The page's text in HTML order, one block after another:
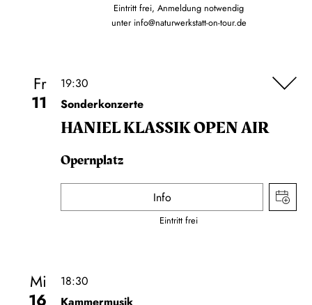
Eintritt frei, Anmeldung notwendig
unter info@naturwerkstatt-on-tour.de
Fr
11
19:30
Sonderkonzerte
HANIEL KLASSIK OPEN AIR
Opernplatz
Info
Eintritt frei
Mi
16
18:30
Kammermusik